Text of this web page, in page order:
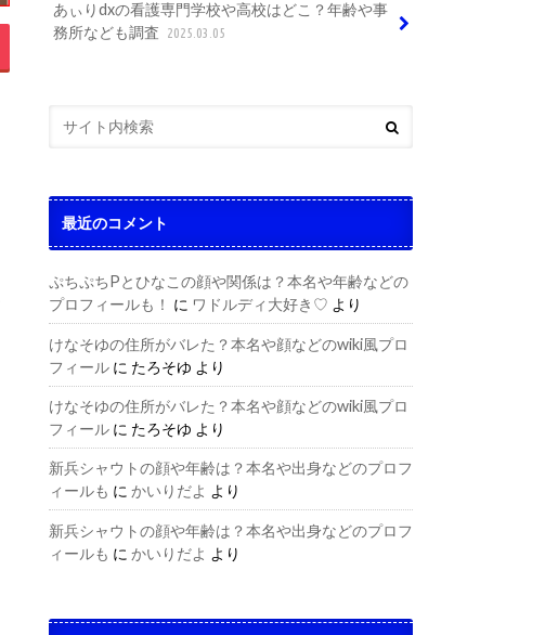
あぃりdxの看護専門学校や高校はどこ？年齢や事
務所なども調査
2025.03.05
最近のコメント
ぷちぷちPとひなこの顔や関係は？本名や年齢などの
プロフィールも！ に ワドルディ大好き♡ より
けなそゆの住所がバレた？本名や顔などのwiki風プロ
フィール に たろそゆ より
けなそゆの住所がバレた？本名や顔などのwiki風プロ
フィール に たろそゆ より
新兵シャウトの顔や年齢は？本名や出身などのプロフ
ィールも に かいりだよ より
新兵シャウトの顔や年齢は？本名や出身などのプロフ
ィールも に かいりだよ より